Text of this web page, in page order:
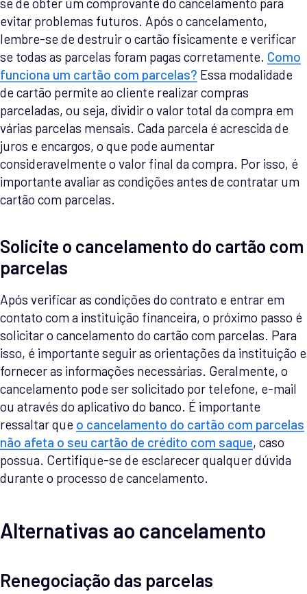
evitar problemas futuros. Após o cancelamento,
lembre-se de destruir o cartão fisicamente e verificar
se todas as parcelas foram pagas corretamente. Como
funciona um cartão com parcelas? Essa modalidade
de cartão permite ao cliente realizar compras
parceladas, ou seja, dividir o valor total da compra em
várias parcelas mensais. Cada parcela é acrescida de
juros e encargos, o que pode aumentar
consideravelmente o valor final da compra. Por isso, é
importante avaliar as condições antes de contratar um
cartão com parcelas.
Solicite o cancelamento do cartão com
parcelas
Após verificar as condições do contrato e entrar em
contato com a instituição financeira, o próximo passo é
solicitar o cancelamento do cartão com parcelas. Para
isso, é importante seguir as orientações da instituição e
fornecer as informações necessárias. Geralmente, o
cancelamento pode ser solicitado por telefone, e-mail
ou através do aplicativo do banco. É importante
ressaltar que o cancelamento do cartão com parcelas
não afeta o seu cartão de crédito com saque, caso
possua. Certifique-se de esclarecer qualquer dúvida
durante o processo de cancelamento.
Alternativas ao cancelamento
Renegociação das parcelas